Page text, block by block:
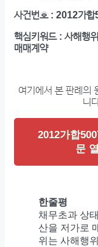
사건번호 : 2012가
핵심키워드 : 사해행
매매계약
여기에서 본 판례의
니
2012가합
문
한줄평
채무초과 상
산을 저가로
위는 사해행